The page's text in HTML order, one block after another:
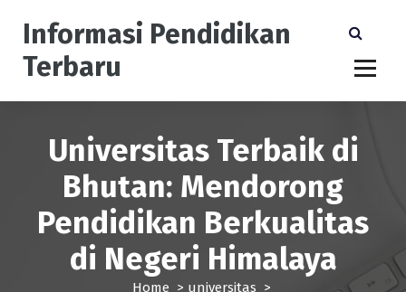
Informasi Pendidikan
Terbaru
Universitas Terbaik di
Bhutan: Mendorong
Pendidikan Berkualitas
di Negeri Himalaya
Home > universitas >